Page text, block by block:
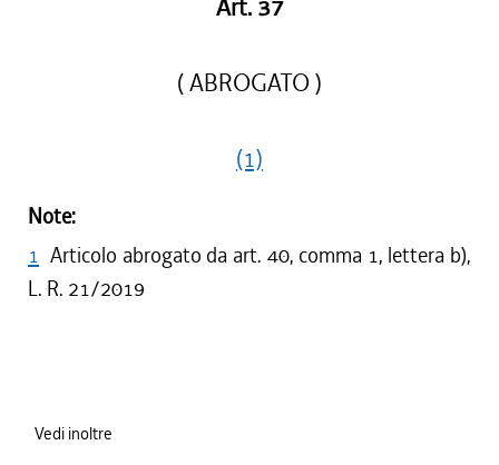
Art. 37
( ABROGATO )
(1)
Note:
1 Articolo abrogato da art. 40, comma 1, lettera b),
L. R. 21/2019
Vedi inoltre